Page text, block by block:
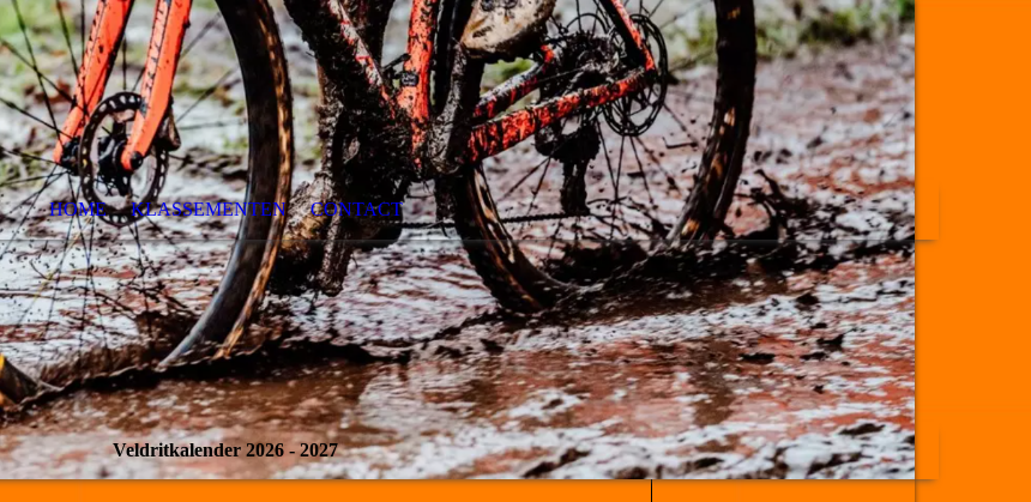
HOME KLASSEMENTEN CONTACT
Veldritkalender 2026 - 2027